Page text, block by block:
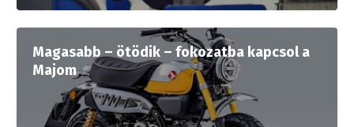
Magasabb – ötödik – fokozatba kapcsol a
Majom